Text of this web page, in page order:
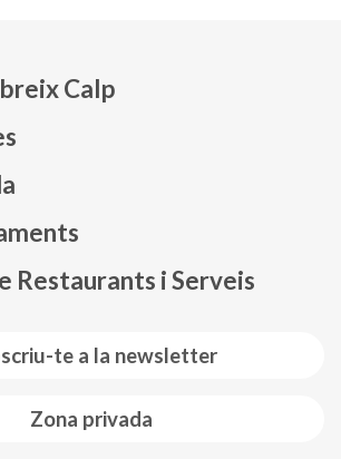
te a la newsletter
Zona privada
Calp
Restaurants i Serveis